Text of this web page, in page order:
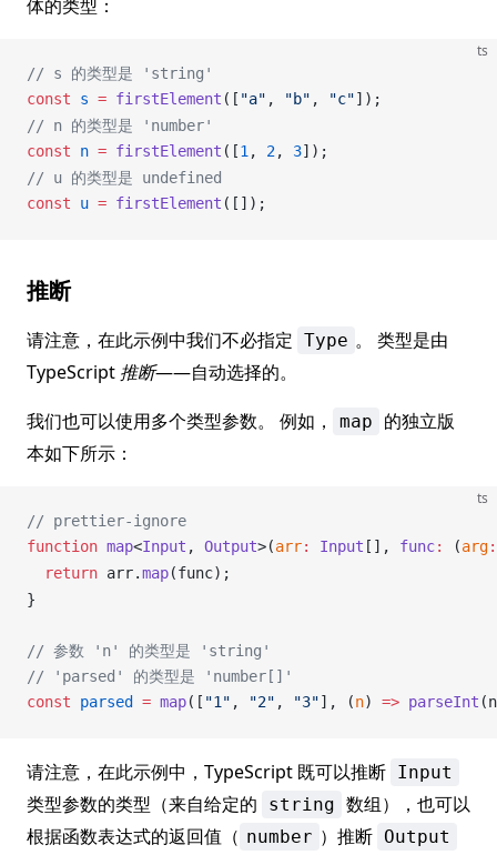
体的类型：
ts
// s 的类型是 'string'
const
s = firstElement ([ "a" , "b" , "c"]);
// n 的类型是 'number'
const
n = firstElement ([1 , 2, 3]);
// u 的类型是 undefined
const
u = firstElement ([]);
推断
请注意，在此示例中我们不必指定 Type 。 类型是由
TypeScript 推断——自动选择的。
我们也可以使用多个类型参数。 例如，
map
的独立版
本如下所示：
ts
// prettier-ignore
function map<Input , Output>(arr: Input [], func: (arg:
  return
arr.map(func);
}
// 参数 'n' 的类型是 'string'
// 'parsed' 的类型是 'number[]'
const
parsed = map([ "1" , "2" , "3"], (n) => parseInt (n
请注意，在此示例中，TypeScript 既可以推断 Input
类型参数的类型（来自给定的 string 数组），也可以
根据函数表达式的返回值（ number ）推断 Output